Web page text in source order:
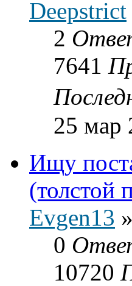
Deepstrict
2
7641
25 мар
Ищу
Evgen13 »
0
10720